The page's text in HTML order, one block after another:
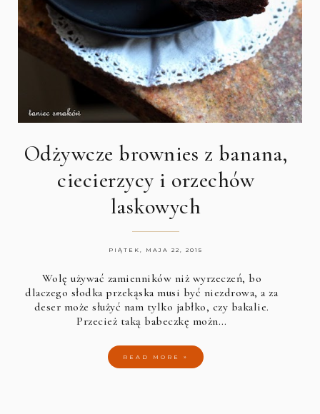
Odżywcze brownies z banana,
ciecierzycy i orzechów
laskowych
PIĄTEK, MAJA 22, 2015
Wolę używać zamienników niż wyrzeczeń, bo
dlaczego słodka przekąska musi być niezdrowa, a za
deser może służyć nam tylko jabłko, czy bakalie.
Przecież taką babeczkę możn…
READ MORE »